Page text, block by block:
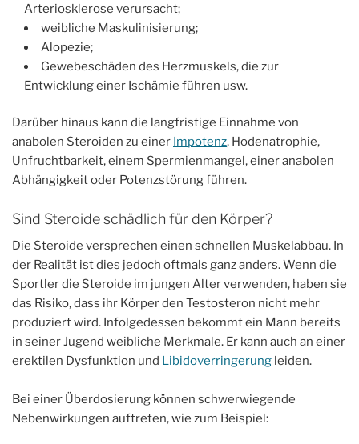
Arteriosklerose verursacht;
weibliche Maskulinisierung;
Alopezie;
Gewebeschäden des Herzmuskels, die zur
Entwicklung einer Ischämie führen usw.
Darüber hinaus kann die langfristige Einnahme von
anabolen Steroiden zu einer Impotenz, Hodenatrophie,
Unfruchtbarkeit, einem Spermienmangel, einer anabolen
Abhängigkeit oder Potenzstörung führen.
Sind Steroide schädlich für den Körper?
Die Steroide versprechen einen schnellen Muskelabbau. In
der Realität ist dies jedoch oftmals ganz anders. Wenn die
Sportler die Steroide im jungen Alter verwenden, haben sie
das Risiko, dass ihr Körper den Testosteron nicht mehr
produziert wird. Infolgedessen bekommt ein Mann bereits
in seiner Jugend weibliche Merkmale. Er kann auch an einer
erektilen Dysfunktion und Libidoverringerung leiden.
Bei einer Überdosierung können schwerwiegende
Nebenwirkungen auftreten, wie zum Beispiel: